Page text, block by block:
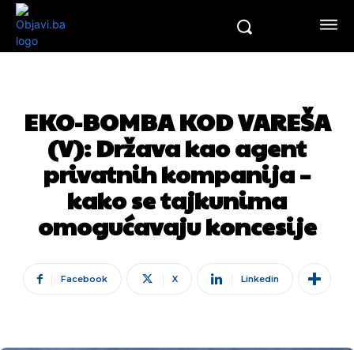
EKO-BOMBA KOD VAREŠA
(V): Država kao agent
privatnih kompanija –
kako se tajkunima
omogućavaju koncesije
Facebook X Linkedin